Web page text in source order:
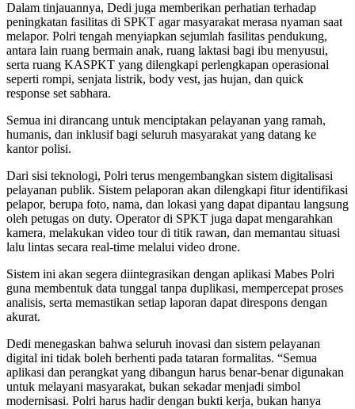
Dalam tinjauannya, Dedi juga memberikan perhatian terhadap
peningkatan fasilitas di SPKT agar masyarakat merasa nyaman saat
melapor. Polri tengah menyiapkan sejumlah fasilitas pendukung,
antara lain ruang bermain anak, ruang laktasi bagi ibu menyusui,
serta ruang KASPKT yang dilengkapi perlengkapan operasional
seperti rompi, senjata listrik, body vest, jas hujan, dan quick
response set sabhara.
Semua ini dirancang untuk menciptakan pelayanan yang ramah,
humanis, dan inklusif bagi seluruh masyarakat yang datang ke
kantor polisi.
Dari sisi teknologi, Polri terus mengembangkan sistem digitalisasi
pelayanan publik. Sistem pelaporan akan dilengkapi fitur identifikasi
pelapor, berupa foto, nama, dan lokasi yang dapat dipantau langsung
oleh petugas on duty. Operator di SPKT juga dapat mengarahkan
kamera, melakukan video tour di titik rawan, dan memantau situasi
lalu lintas secara real-time melalui video drone.
Sistem ini akan segera diintegrasikan dengan aplikasi Mabes Polri
guna membentuk data tunggal tanpa duplikasi, mempercepat proses
analisis, serta memastikan setiap laporan dapat direspons dengan
akurat.
Dedi menegaskan bahwa seluruh inovasi dan sistem pelayanan
digital ini tidak boleh berhenti pada tataran formalitas. “Semua
aplikasi dan perangkat yang dibangun harus benar-benar digunakan
untuk melayani masyarakat, bukan sekadar menjadi simbol
modernisasi. Polri harus hadir dengan bukti kerja, bukan hanya